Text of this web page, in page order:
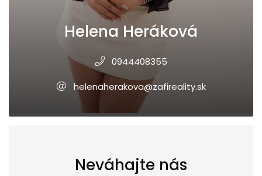
Helena Heráková
0944408355
helenaherakova@zafireality.sk
Neváhajte nás